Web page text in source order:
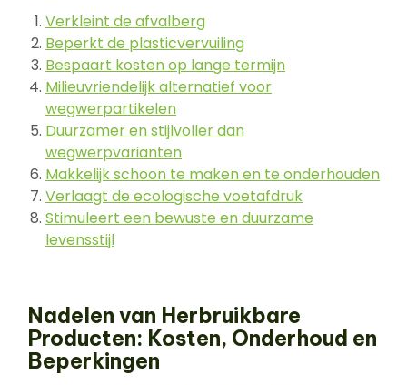
Verkleint de afvalberg
Beperkt de plasticvervuiling
Bespaart kosten op lange termijn
Milieuvriendelijk alternatief voor
wegwerpartikelen
Duurzamer en stijlvoller dan
wegwerpvarianten
Makkelijk schoon te maken en te onderhouden
Verlaagt de ecologische voetafdruk
Stimuleert een bewuste en duurzame
levensstijl
Nadelen van Herbruikbare
Producten: Kosten, Onderhoud en
Beperkingen